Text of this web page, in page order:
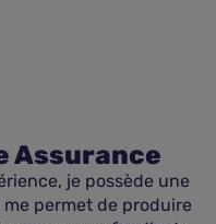
Assurance
je possède une
permet de produire